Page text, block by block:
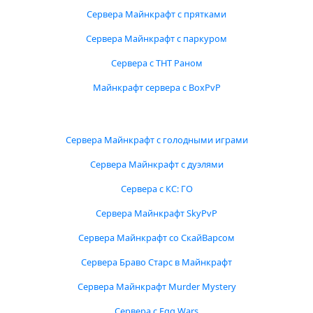
Сервера Майнкрафт с прятками
Сервера Майнкрафт с паркуром
Сервера с ТНТ Раном
Майнкрафт сервера с BoxPvP
Сервера Майнкрафт с голодными играми
Сервера Майнкрафт с дуэлями
Сервера с КС: ГО
Сервера Майнкрафт SkyPvP
Сервера Майнкрафт со СкайВарсом
Сервера Браво Старс в Майнкрафт
Сервера Майнкрафт Murder Mystery